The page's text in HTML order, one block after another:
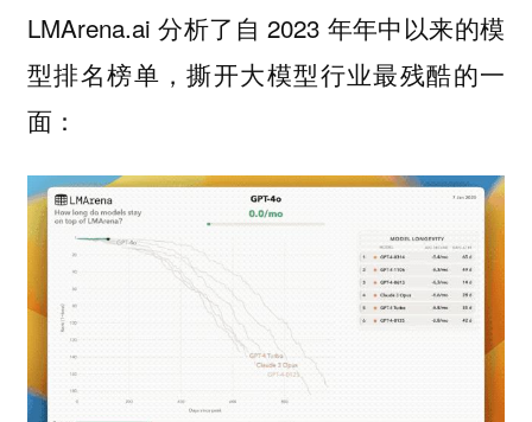
LMArena.ai 分析了自 2023 年年中以来的模
型排名榜单，撕开大模型行业最残酷的一
面：